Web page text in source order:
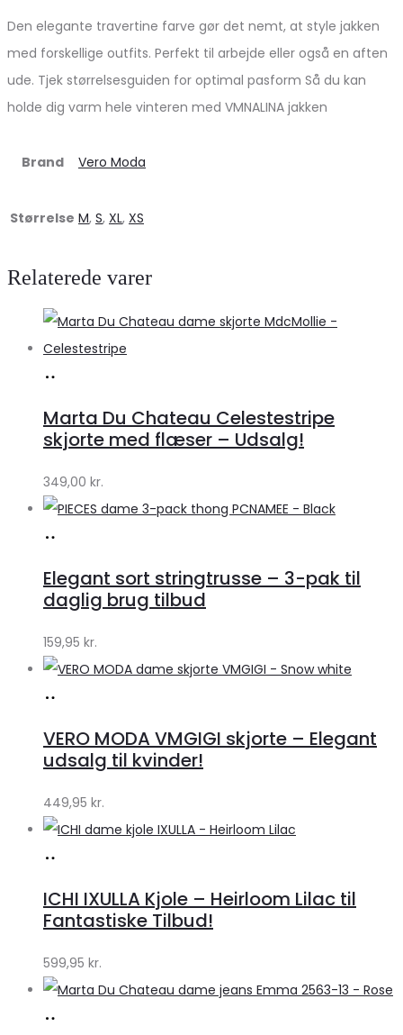
Den elegante travertine farve gør det nemt, at style jakken
med forskellige outfits. Perfekt til arbejde eller også en aften
ude. Tjek størrelsesguiden for optimal pasform Så du kan
holde dig varm hele vinteren med VMNALINA jakken
Brand Vero Moda
Størrelse M, S, XL, XS
Relaterede varer
Klædeskabet.dk
Marta Du Chateau Celestestripe
skjorte med flæser – Udsalg!
349,00 kr.
Klædeskabet.dk
Elegant sort stringtrusse – 3-pak til
daglig brug tilbud
159,95 kr.
Klædeskabet.dk
VERO MODA VMGIGI skjorte – Elegant
udsalg til kvinder!
449,95 kr.
Klædeskabet.dk
ICHI IXULLA Kjole – Heirloom Lilac til
Fantastiske Tilbud!
599,95 kr.